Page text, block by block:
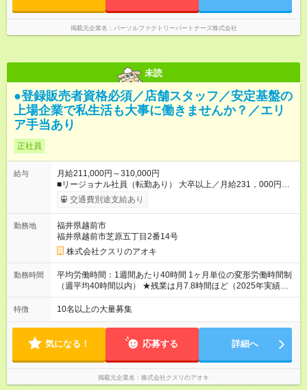
掲載元企業名 パーソルファクトリーパートナーズ株式会社
未読
●登録販売者資格必須／店舗スタッフ／安定基盤の
上場企業で私生活も大事に働きませんか？／エリ
ア手当あり
正社員
給与
月給211,000円～310,000円
■リージョナル社員（転勤あり） 大卒以上／月給231，000円～
310，000円 高卒以上／月給211，000円～310，000円 ★エリア
手当（石川県、富山県、福井県、岐阜県、群馬県、茨城県 月1
種手当あり ★登録販売者資格保持者への月1万円支給を含む（実
務経験がない方にも同額を支給） ※ただし、短時間勤務・早番
固定社員は当社規定に従い額が変動 ＝＝＝＝＝＝＝＝＝＝＝＝
＝＝ ★職務給制度で実力次第で収入アップ！ 職務内容に応じて
給与が支払われ、昇格試験なく役職に就いた時点で年収がUPす
る制度です。 約4割の社員が入社3年目で店長に就いています。
交通費別途支給あり
勤務地
福井県越前市
福井県越前市芝原五丁目2番14号
株式会社クスリのアオキ
勤務時間
平均労働時間：1週間あたり40時間 1ヶ月単位の変形労働時間制
（週平均40時間以内） ★残業は月7.8時間ほど（2025年実績）
＜店舗の基本営業時間＞ 9時～22時 ※勤務時間は店舗により異
なります。 ＜シフト例＞ 早番：8時00分～17時00分 中番：11
1ヶ月単位の変形労働時間制（週平均40時間以内） ★残業は月
7.8時間ほど（2025年実績） ＜店舗の基本営業時間＞ 9時～22
時 ※勤務時間は店舗により異なります。 ＜シフト例＞ 早番：8
時00分～17時00分 中番：11時～20時 遅番：13時～22時
特徴 10名以上の大量募集
気になる！ 応募する 詳細へ
掲載元企業名 株式会社クスリのアオキ